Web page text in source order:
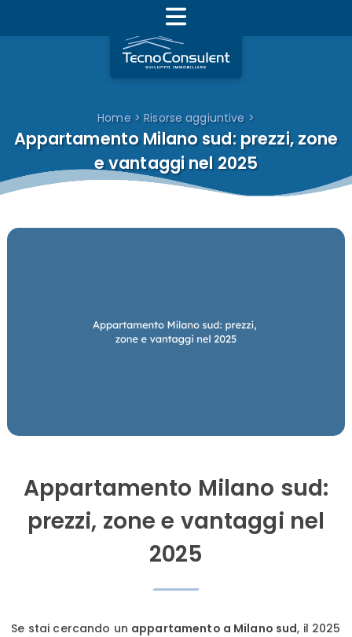
Home>Risorse aggiuntive>
Appartamento Milano sud: prezzi, zone
e vantaggi nel 2025
Appartamento Milano sud:
prezzi, zone e vantaggi nel
2025
Se stai cercando un appartamento a Milano sud, il 2025